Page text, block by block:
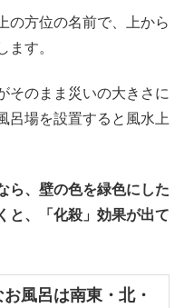
の方位の名前で、上から
ます。
そのまま災いの大きさに
呂場を設置すると風水上
ら、壁の色を緑色にした
と、「化殺」効果が出て
風呂は南東・北・